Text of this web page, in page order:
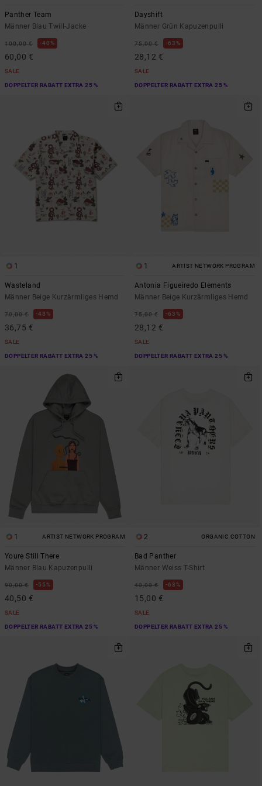
Panther Team
Männer Blau Twill-Jacke
100,00 € 40%
60,00 €
SALE
DOPPELTER RABATT EXTRA 25 %
Dayshift
Männer Grün Kapuzenpulli
75,00 € 63%
28,12 €
SALE
DOPPELTER RABATT EXTRA 25 %
1
Wasteland
Männer Beige Kurzärmliges Hemd
70,00 € 48%
36,75 €
SALE
DOPPELTER RABATT EXTRA 25 %
1 ARTIST NETWORK PROGRAM
Antonia Figueiredo Elements
Männer Beige Kurzärmliges Hemd
75,00 € 63%
28,12 €
SALE
DOPPELTER RABATT EXTRA 25 %
1 ARTIST NETWORK PROGRAM
Youre Still There
Männer Blau Kapuzenpulli
90,00 € 55%
40,50 €
SALE
DOPPELTER RABATT EXTRA 25 %
2 ORGANIC COTTON
Bad Panther
Männer Weiss T-Shirt
40,00 € 63%
15,00 €
SALE
DOPPELTER RABATT EXTRA 25 %